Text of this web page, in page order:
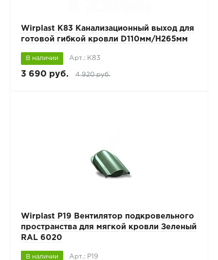
Wirplast К83 Канализационный выход для
готовой гибкой кровли D110мм/H265мм
В наличии Арт.: К83
3 690 руб. 4 920 руб.
Wirplast P19 Вентилятор подкровельного
пространства для мягкой кровли Зеленый
RAL 6020
В наличии Арт.: P19